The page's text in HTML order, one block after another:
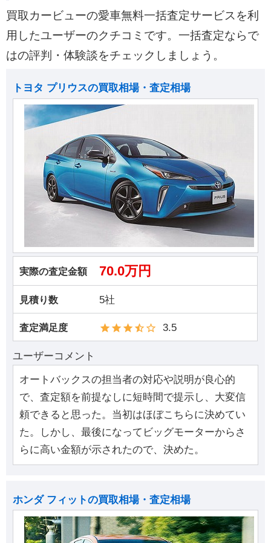
買取カービューの愛車無料一括査定サービスを利
用したユーザーのクチコミです。一括査定ならで
はの評判・体験談をチェックしましょう。
トヨタ プリウスの買取相場・査定相場
実際の査定金額 70.0万円
見積り数 5社
査定満足度 3.5
ユーザーコメント
オートバックスの担当者の対応や説明が良心的
で、査定額を前提なしに短時間で提示し、大変信
頼できると思った。当初はほぼこちらに決めてい
た。しかし、最後になってビッグモーターからさ
らに高い金額が示されたので、決めた。
ホンダ フィットの買取相場・査定相場